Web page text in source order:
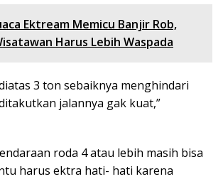
Ektream Memicu Banjir Rob,
Harus Lebih Waspada
3 ton sebaiknya menghindari
jalannya gak kuat,”
roda 4 atau lebih masih bisa
harus ektra hati- hati karena